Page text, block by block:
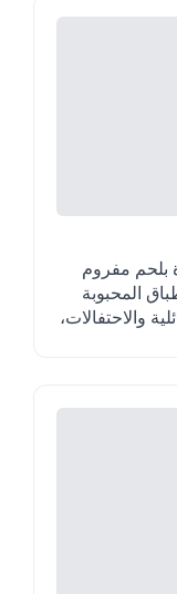
بلحم مفروم
المحبوبة
والاحتفالات،